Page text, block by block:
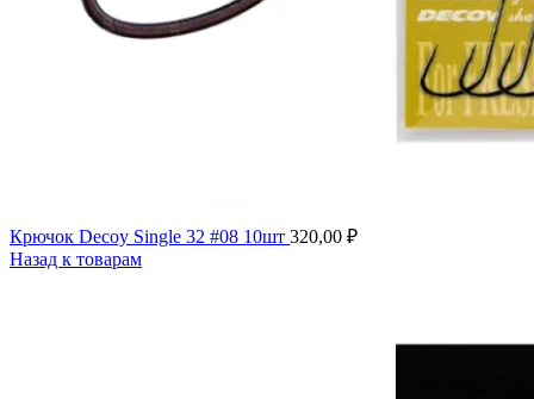
Крючок Decoy Single 32 #08 10шт 320,00 ₽
Назад к товарам